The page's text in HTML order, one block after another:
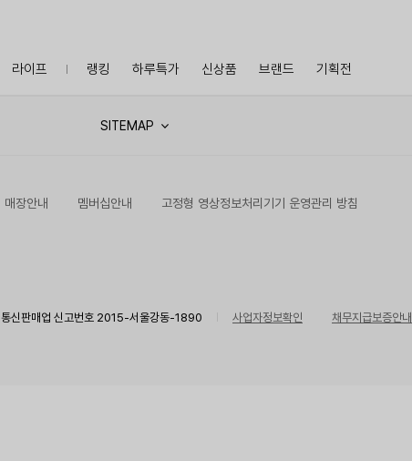
라이프 랭킹 하루특가 신상품 브랜드 기획전
SITEMAP
매장안내 멤버십안내 고정형 영상정보처리기기 운영관리 방침
통신판매업 신고번호 2015-서울강동-1890 사업자정보확인
채무지급보증안내